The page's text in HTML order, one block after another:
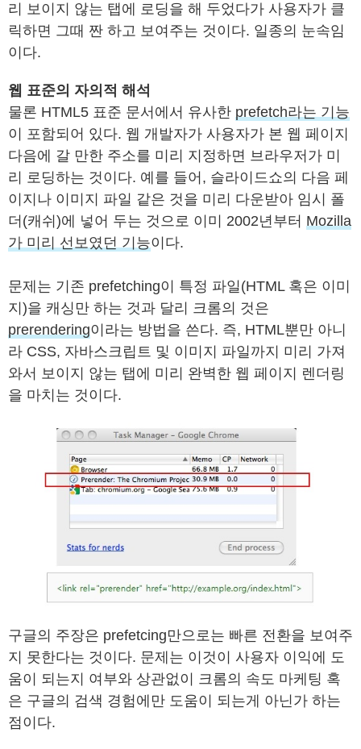
리 보이지 않는 탭에 로딩을 해 두었다가 사용자가 클
릭하면 그때 짠 하고 보여주는 것이다. 일종의 눈속임
이다.
웹 표준의 자의적 해석
물론 HTML5 표준 문서에서 유사한 prefetch라는 기능
이 포함되어 있다. 웹 개발자가 사용자가 본 웹 페이지
다음에 갈 만한 주소를 미리 지정하면 브라우저가 미
리 로딩하는 것이다. 예를 들어, 슬라이드쇼의 다음 페
이지나 이미지 파일 같은 것을 미리 다운받아 임시 폴
더(캐쉬)에 넣어 두는 것으로 이미 2002년부터 Mozilla
가 미리 선보였던 기능이다.
문제는 기존 prefetching이 특정 파일(HTML 혹은 이미
지)을 캐싱만 하는 것과 달리 크롬의 것은
prerendering이라는 방법을 쓴다. 즉, HTML뿐만 아니
라 CSS, 자바스크립트 및 이미지 파일까지 미리 가져
와서 보이지 않는 탭에 미리 완벽한 웹 페이지 렌더링
을 마치는 것이다.
구글의 주장은 prefetcing만으로는 빠른 전환을 보여주
지 못한다는 것이다. 문제는 이것이 사용자 이익에 도
움이 되는지 여부와 상관없이 크롬의 속도 마케팅 혹
은 구글의 검색 경험에만 도움이 되는게 아닌가 하는
점이다.